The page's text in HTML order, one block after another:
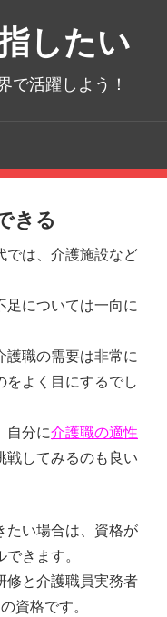
したい
で活躍しよう！
きる
では、介護施設など
足については一向に
護職の需要は非常に
よく目にするでし
自分に介護職の適性
戦してみるのも良い
たい場合は、資格が
きます。
修と介護職員実務者
資格です。